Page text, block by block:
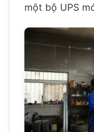
một bộ UPS